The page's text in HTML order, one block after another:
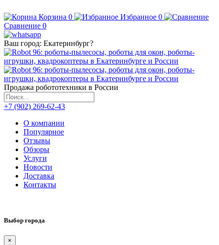
Корзина 0 Избранное 0
Сравнение 0
Ваш город: Екатеринбург?
Продажа робототехники в России
+7 (902) 269-62-43
О компании
Популярное
Отзывы
Обзоры
Услуги
Новости
Доставка
Контакты
Выбор города
×